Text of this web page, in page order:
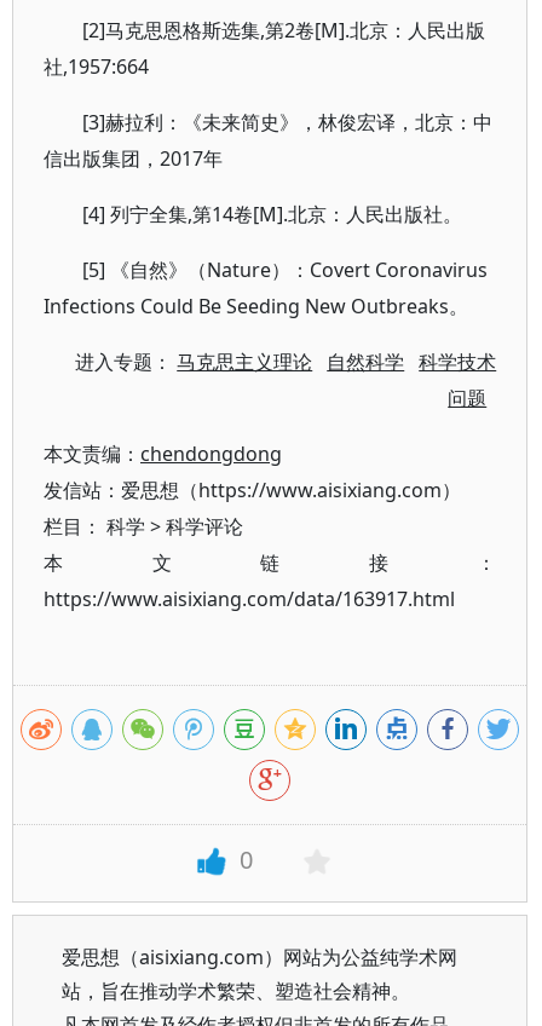
[2]马克思恩格斯选集,第2卷[M].北京：人民出版
社,1957:664
[3]赫拉利：《未来简史》，林俊宏译，北京：中
信出版集团，2017年
[4] 列宁全集,第14卷[M].北京：人民出版社。
[5] 《自然》（Nature）：Covert Coronavirus
Infections Could Be Seeding New Outbreaks。
进入专题：马克思主义理论 自然科学
科学技术
问题
本文责编： chendongdong
发信站：爱思想（https://www.aisixiang.com）
栏目： 科学 >科学评论
本文链接：
https://www.aisixiang.com/data/163917.html
0
爱思想（aisixiang.com）网站为公益纯学术网
站，旨在推动学术繁荣、塑造社会精神。